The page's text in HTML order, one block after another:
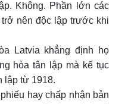
Không. Phần lớn các
nên độc lập trước khi
Latvia khẳng định họ
hòa tân lập mà kế tục
lập từ 1918.
hay chấp nhận bản